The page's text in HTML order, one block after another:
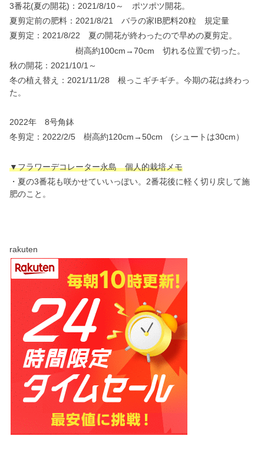
3番花(夏の開花)：2021/8/10～ ポツポツ開花。
夏剪定前の肥料：2021/8/21 バラの家IB肥料20粒 規定量
夏剪定：2021/8/22 夏の開花が終わったので早めの夏剪定。
樹高約100cm→70cm 切れる位置で切った。
秋の開花：2021/10/1～
冬の植え替え：2021/11/28 根っこギチギチ。今期の花は終わっ
た。
2022年 8号角鉢
冬剪定：2022/2/5 樹高約120cm→50cm (シュートは30cm）
▼フラワーデコレーター永島 個人的栽培メモ
・夏の3番花も咲かせていいっぽい。2番花後に軽く切り戻して施
肥のこと。
rakuten